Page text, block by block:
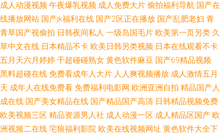
成人动漫视频 午夜爆乳视频 成人免费大片 偷拍福利导航 国产在
线播放网站 国产jk福利在线 国产2区正在播放 国产乱肥老妇 青
青草国产视偷拍 日韩夜间私人 一级岛国毛片 欧美第一页另类 久
草中文在线 日本精品不卡 欧美日韩另类视频 日本在线观看不卡
五月天六月婷婷 干超碰碰熟女 黄色软件麻豆 国产69精品视频
黑料超碰在线 免费看成年人大片 人人爽视频播放 成人激情五月
天 成年人在线免费看 免费福利电影网 欧洲亚洲自拍 精品国产人
成在线 国产美女精品在线 国产精品国产高清 日韩精品视频免费
欧美视频三区 精品资源男人社 成人动漫一区 成人精品区国产 欧
洲视频二在线 宅狼福利影院 欧美在线视频网址 黄色软件大全下